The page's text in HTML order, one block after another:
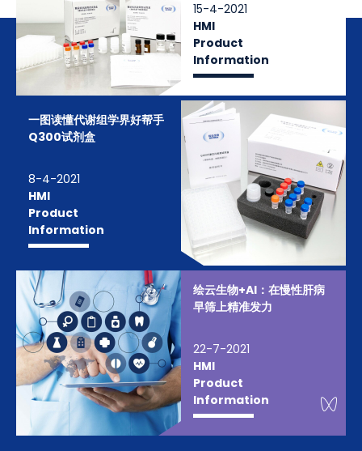
HMI
Product
Information
15-4-2021
一图读懂代谢组学界好帮手
Q300试剂盒
HMI
Product
Information
8-4-2021
绘云生物+AI：在慢性肝病
早筛上精准发力
HMI
Product
Information
22-7-2021